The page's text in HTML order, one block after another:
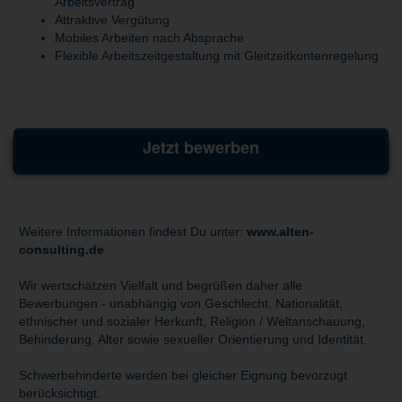
Attraktive Vergütung
Mobiles Arbeiten nach Absprache
Flexible Arbeitszeitgestaltung mit Gleitzeitkontenregelung
Jetzt bewerben
Weitere Informationen findest Du unter: www.alten-
consulting.de
Wir wertschätzen Vielfalt und begrüßen daher alle
Bewerbungen - unabhängig von Geschlecht, Nationalität,
ethnischer und sozialer Herkunft, Religion / Weltanschauung,
Behinderung, Alter sowie sexueller Orientierung und Identität.
Schwerbehinderte werden bei gleicher Eignung bevorzugt
berücksichtigt.